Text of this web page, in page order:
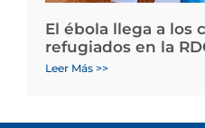
El ébola llega a los
refugiados en la
Leer Más >>